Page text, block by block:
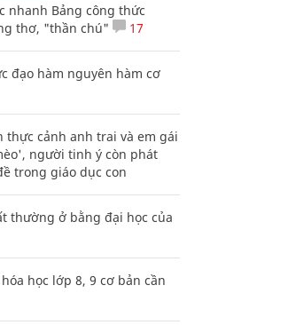
nhanh Bảng công thức
thơ, "thần chú"
17
đạo hàm nguyên hàm cơ
thực cảnh anh trai và em gái
người tinh ý còn phát
trong giáo dục con
thường ở bằng đại học của
học lớp 8, 9 cơ bản cần